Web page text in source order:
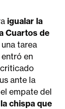
igualar la
Cuartos de
tarea
en
ante la
empate del
la chispa que